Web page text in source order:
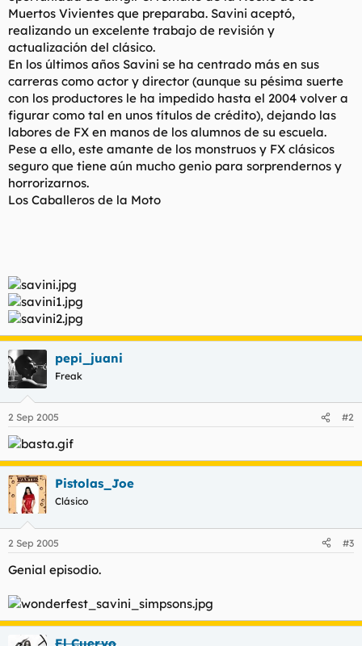
Muertos Vivientes que preparaba. Savini aceptó,
realizando un excelente trabajo de revisión y
actualización del clásico.
En los últimos años Savini se ha centrado más en sus
carreras como actor y director (aunque su pésima suerte
con los productores le ha impedido hasta el 2004 volver a
figurar como tal en unos títulos de crédito), dejando las
labores de FX en manos de los alumnos de su escuela.
Pese a ello, este amante de los monstruos y FX clásicos
seguro que tiene aún mucho genio para sorprendernos y
horrorizarnos.
Los Caballeros de la Moto
pepi_juani
Freak
2 Sep 2005 #2
Pistolas_Joe
Clásico
2 Sep 2005 #3
Genial episodio.
El Cuervo